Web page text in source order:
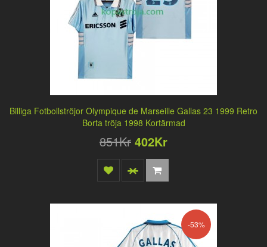
Billiga Fotbollströjor Olympique de Marseille Gallas 23 1999 Retro
Borta tröja 1998 Kortärmad
851Kr 402Kr
-53%